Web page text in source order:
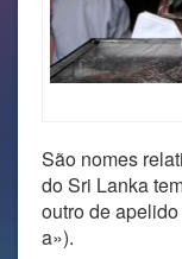
São nomes
do Sri Lanka
outro de
a»).